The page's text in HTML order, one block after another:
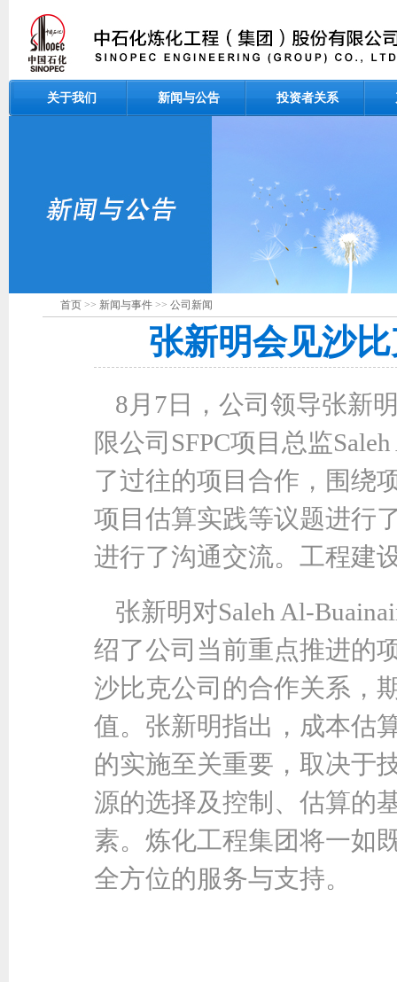
关于我们 新闻与公告 投资者关系
首页 >> 新闻与事件 >> 公司新闻
张新明会见沙
8月7日，公司领导张新
限公司SFPC项目总监
了过往的项目合作，围绕
项目估算实践等议题进行
进行了沟通交流。工程建
张新明对Saleh Al-
绍了公司当前重点推进的
沙比克公司的合作关系，
值。张新明指出，成本估
的实施至关重要，取决于
源的选择及控制、估算的
素。炼化工程集团将一如
全方位的服务与支持。